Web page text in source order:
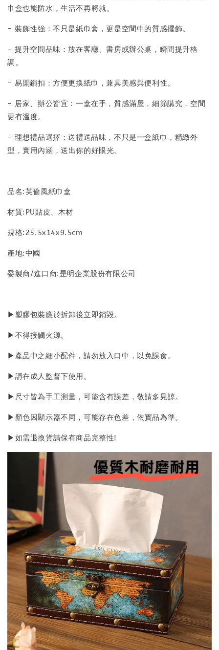
巾盒也能防水，生活不再將就。
- 裝飾性強：不只是紙巾盒，更是空間中的質感擺飾。
- 提升空間品味：放在客廳、書房或辦公桌，瞬間提升格
調。
- 易開鎖扣：方便更換紙巾，兼具美感與便利性。
- 居家、辦公皆宜：一盒在手，質感滿屋，細節講究，空間
更有溫度。
- 理想禮品選擇：送禮送品味，不只是一盒紙巾，精緻外
型，實用內涵，送出你的好眼光。
品名:英倫風紙巾盒
材質:PU貼皮、木材
規格:25.5x14x9.5cm
產地:中國
委製商/進口商:昰明企業股份有限公司
▶塑膠包裝應於拆卸後立即銷毀。
▶不得接觸火源。
▶產品中之細小配件，請勿放入口中，以免誤食。
▶請在成人監督下使用。
▶尺寸皆為手工測量，可能含有誤差，敬請多見諒。
▶顏色因顯示器不同，可能存在色差，依實品為準。
▶如需退換貨請保有商品完整性!